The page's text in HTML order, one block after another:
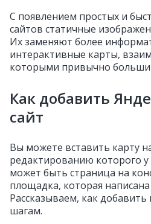
С появлением простых и
сайтов статичные
Их заменяют более
интерактивные карты,
которыми привычно
Как добавить
сайт
Вы можете вставить карту
редактированию которого у
может быть страница на
площадка, которая
Рассказываем, как добавить
шагам.